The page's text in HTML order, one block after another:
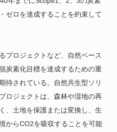
ゼロを達成することを約束して
プロジェクトなど、自然ベース
炭素化目標を達成するための重
待されている。自然共生型ソリ
ロジェクトは、森林や湿地の再
、土地を保護または変換し、生
からCO2を吸収することを可能